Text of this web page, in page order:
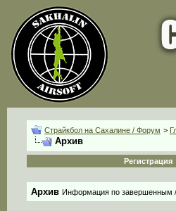
Страйкбол на Сахалине / Форум >
Архив
Регистрация
Архив Информация по завершенным